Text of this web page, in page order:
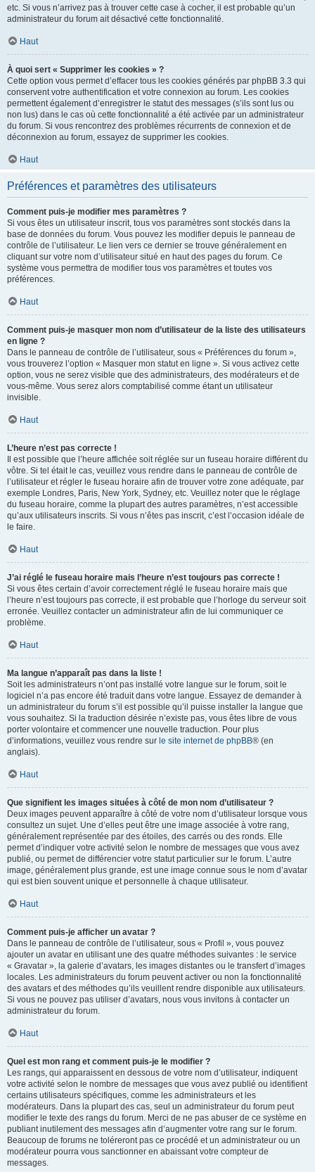
etc. Si vous n’arrivez pas à trouver cette case à cocher, il est probable qu’un
administrateur du forum ait désactivé cette fonctionnalité.
Haut
À quoi sert « Supprimer les cookies » ?
Cette option vous permet d’effacer tous les cookies générés par phpBB 3.3 qui
conservent votre authentification et votre connexion au forum. Les cookies
permettent également d’enregistrer le statut des messages (s’ils sont lus ou
non lus) dans le cas où cette fonctionnalité a été activée par un administrateur
du forum. Si vous rencontrez des problèmes récurrents de connexion et de
déconnexion au forum, essayez de supprimer les cookies.
Haut
Préférences et paramètres des utilisateurs
Comment puis-je modifier mes paramètres ?
Si vous êtes un utilisateur inscrit, tous vos paramètres sont stockés dans la
base de données du forum. Vous pouvez les modifier depuis le panneau de
contrôle de l’utilisateur. Le lien vers ce dernier se trouve généralement en
cliquant sur votre nom d’utilisateur situé en haut des pages du forum. Ce
système vous permettra de modifier tous vos paramètres et toutes vos
préférences.
Haut
Comment puis-je masquer mon nom d’utilisateur de la liste des utilisateurs
en ligne ?
Dans le panneau de contrôle de l’utilisateur, sous « Préférences du forum »,
vous trouverez l’option « Masquer mon statut en ligne ». Si vous activez cette
option, vous ne serez visible que des administrateurs, des modérateurs et de
vous-même. Vous serez alors comptabilisé comme étant un utilisateur
invisible.
Haut
L’heure n’est pas correcte !
Il est possible que l’heure affichée soit réglée sur un fuseau horaire différent du
vôtre. Si tel était le cas, veuillez vous rendre dans le panneau de contrôle de
l’utilisateur et régler le fuseau horaire afin de trouver votre zone adéquate, par
exemple Londres, Paris, New York, Sydney, etc. Veuillez noter que le réglage
du fuseau horaire, comme la plupart des autres paramètres, n’est accessible
qu’aux utilisateurs inscrits. Si vous n’êtes pas inscrit, c’est l’occasion idéale de
le faire.
Haut
J’ai réglé le fuseau horaire mais l’heure n’est toujours pas correcte !
Si vous êtes certain d’avoir correctement réglé le fuseau horaire mais que
l’heure n’est toujours pas correcte, il est probable que l’horloge du serveur soit
erronée. Veuillez contacter un administrateur afin de lui communiquer ce
problème.
Haut
Ma langue n’apparaît pas dans la liste !
Soit les administrateurs n’ont pas installé votre langue sur le forum, soit le
logiciel n’a pas encore été traduit dans votre langue. Essayez de demander à
un administrateur du forum s’il est possible qu’il puisse installer la langue que
vous souhaitez. Si la traduction désirée n’existe pas, vous êtes libre de vous
porter volontaire et commencer une nouvelle traduction. Pour plus
d’informations, veuillez vous rendre sur le site internet de phpBB® (en
anglais).
Haut
Que signifient les images situées à côté de mon nom d’utilisateur ?
Deux images peuvent apparaître à côté de votre nom d’utilisateur lorsque vous
consultez un sujet. Une d’elles peut être une image associée à votre rang,
généralement représentée par des étoiles, des carrés ou des ronds. Elle
permet d’indiquer votre activité selon le nombre de messages que vous avez
publié, ou permet de différencier votre statut particulier sur le forum. L’autre
image, généralement plus grande, est une image connue sous le nom d’avatar
qui est bien souvent unique et personnelle à chaque utilisateur.
Haut
Comment puis-je afficher un avatar ?
Dans le panneau de contrôle de l’utilisateur, sous « Profil », vous pouvez
ajouter un avatar en utilisant une des quatre méthodes suivantes : le service
« Gravatar », la galerie d’avatars, les images distantes ou le transfert d’images
locales. Les administrateurs du forum peuvent activer ou non la fonctionnalité
des avatars et des méthodes qu’ils veuillent rendre disponible aux utilisateurs.
Si vous ne pouvez pas utiliser d’avatars, nous vous invitons à contacter un
administrateur du forum.
Haut
Quel est mon rang et comment puis-je le modifier ?
Les rangs, qui apparaissent en dessous de votre nom d’utilisateur, indiquent
votre activité selon le nombre de messages que vous avez publié ou identifient
certains utilisateurs spécifiques, comme les administrateurs et les
modérateurs. Dans la plupart des cas, seul un administrateur du forum peut
modifier le texte des rangs du forum. Merci de ne pas abuser de ce système en
publiant inutilement des messages afin d’augmenter votre rang sur le forum.
Beaucoup de forums ne toléreront pas ce procédé et un administrateur ou un
modérateur pourra vous sanctionner en abaissant votre compteur de
messages.